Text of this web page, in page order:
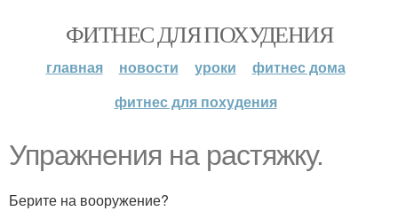
ФИТНЕС ДЛЯ ПОХУДЕНИЯ
главная новости уроки
фитнес дома
фитнес для похудения
Упражнения на растяжку.
Берите на вооружение?